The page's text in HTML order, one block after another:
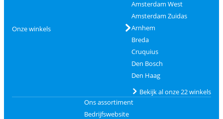
Onze winkels
Amsterdam West
Amsterdam Zuidas
Arnhem
Breda
Cruquius
Den Bosch
Den Haag
Bekijk al onze 22 winkels
Ons assortiment
Bedrijfswebsite